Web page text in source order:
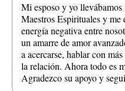
Mi esposo y yo llevábamos
Maestros Espirituales y
energía negativa entre
un amarre de amor
a acercarse, hablar con
la relación. Ahora todo es
Agradezco su apoyo y